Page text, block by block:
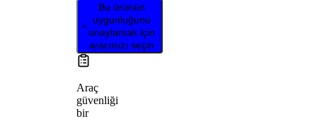
Bu ürünün
uygunluğunu
onaylamak için
aracınızı seçin
Araç
güvenliği
bir